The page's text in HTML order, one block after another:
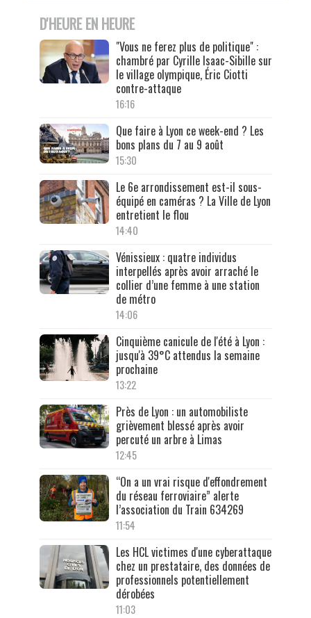
D'HEURE EN HEURE
"Vous ne ferez plus de politique" :
chambré par Cyrille Isaac-Sibille sur
le village olympique, Éric Ciotti
contre-attaque
16:16
Que faire à Lyon ce week-end ? Les
bons plans du 7 au 9 août
15:30
Le 6e arrondissement est-il sous-
équipé en caméras ? La Ville de Lyon
entretient le flou
14:40
Vénissieux : quatre individus
interpellés après avoir arraché le
collier d’une femme à une station
de métro
14:06
Cinquième canicule de l'été à Lyon :
jusqu'à 39°C attendus la semaine
prochaine
13:22
Près de Lyon : un automobiliste
grièvement blessé après avoir
percuté un arbre à Limas
12:45
“On a un vrai risque d'effondrement
du réseau ferroviaire” alerte
l’association du Train 634269
11:54
Les HCL victimes d'une cyberattaque
chez un prestataire, des données de
professionnels potentiellement
dérobées
11:03